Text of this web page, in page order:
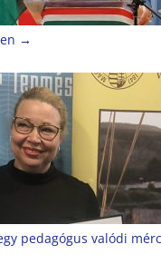
→
pedagógus valódi